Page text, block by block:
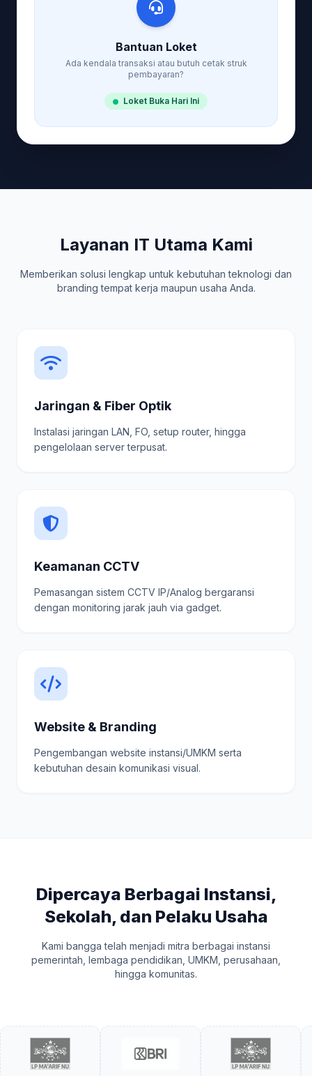
Bantuan Loket
Ada kendala transaksi atau butuh cetak struk
pembayaran?
Loket Buka Hari Ini
Layanan IT Utama Kami
Memberikan solusi lengkap untuk kebutuhan teknologi dan
branding tempat kerja maupun usaha Anda.
Jaringan & Fiber Optik
Instalasi jaringan LAN, FO, setup router, hingga
pengelolaan server terpusat.
Keamanan CCTV
Pemasangan sistem CCTV IP/Analog bergaransi
dengan monitoring jarak jauh via gadget.
Website & Branding
Pengembangan website instansi/UMKM serta
kebutuhan desain komunikasi visual.
Dipercaya Berbagai Instansi,
Sekolah, dan Pelaku Usaha
Kami bangga telah menjadi mitra berbagai instansi
pemerintah, lembaga pendidikan, UMKM, perusahaan,
hingga komunitas.